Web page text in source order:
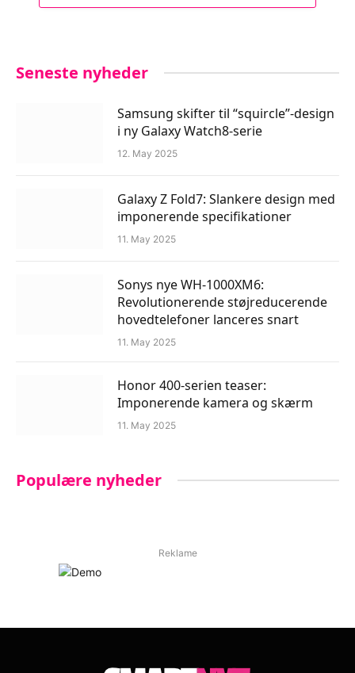
Seneste nyheder
Samsung skifter til “squircle”-design
i ny Galaxy Watch8-serie
12. May 2025
Galaxy Z Fold7: Slankere design med
imponerende specifikationer
11. May 2025
Sonys nye WH-1000XM6:
Revolutionerende støjreducerende
hovedtelefoner lanceres snart
11. May 2025
Honor 400-serien teaser:
Imponerende kamera og skærm
11. May 2025
Populære nyheder
Reklame